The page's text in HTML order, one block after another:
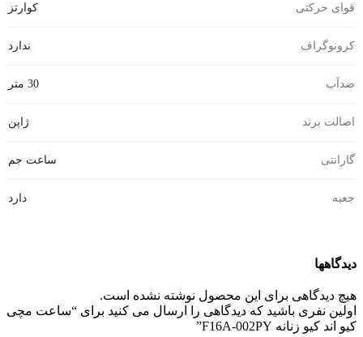
قوای حرکتی کوارتز
کرونوگراف ندارد
ضدآب 30 متر
اصالت برند ژاپن
گارانتی ساعت جم
جعبه دارد
دیدگاهها
هیچ دیدگاهی برای این محصول نوشته نشده است.
اولین نفری باشید که دیدگاهی را ارسال می کنید برای “ساعت مچی
کیو اند کیو زنانه F16A-002PY”